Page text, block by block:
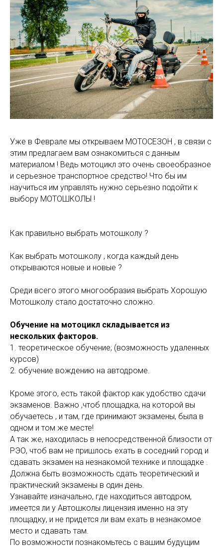
Уже в Феврале мы открываем МОТОСЕЗОН , в связи с
этим предлагаем вам ознакомиться с данным
материалом ! Ведь мотоцикл это очень своеобразное
и серьезное транспортное средство! Что бы им
научиться им управлять нужно серьезно подойти к
выбору МОТОШКОЛЫ !
Как правильно выбрать мотошколу ?
Как выбрать мотошколу , когда каждый день
открываются новые и новые ?
Среди всего этого многообразия выбрать Хорошую
Мотошколу стало достаточно сложно.
Обучение на мотоцикл складывается из
нескольких факторов.
1. теоретическое обучение; (возможность удаленных
курсов)
2. обучение вождению на автодроме.
Кроме этого, есть такой фактор как удобство сдачи
экзаменов. Важно ,чтоб площадка, на которой вы
обучаетесь , и там, где принимают экзамены, была в
одном и том же месте!
А так же, находилась в непосредственной близости от
РЭО, чтоб вам не пришлось ехать в соседний город и
сдавать экзамен на незнакомой технике и площадке .
Должна быть возможность сдать теоретический и
практический экзамены в один день.
Узнавайте изначально, где находиться автодром,
имеется ли у Автошколы лицензия именно на эту
площадку, и не придется ли вам ехать в незнакомое
место и сдавать там.
По возможности познакомьтесь с вашим будущим